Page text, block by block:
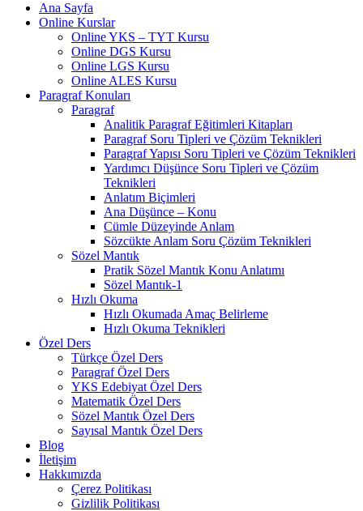
Ana Sayfa
Online Kurslar
Online YKS – TYT Kursu
Online DGS Kursu
Online LGS Kursu
Online ALES Kursu
Paragraf Konuları
Paragraf
Analitik Paragraf Eğitimleri Kitapları
Paragraf Soru Tipleri ve Çözüm Teknikleri
Paragraf Yapısı Soru Tipleri ve Çözüm Teknikleri
Yardımcı Düşünce Soru Tipleri ve Çözüm
Teknikleri
Anlatım Biçimleri
Ana Düşünce – Konu
Cümle Düzeyinde Anlam
Sözcükte Anlam Soru Çözüm Teknikleri
Sözel Mantık
Pratik Sözel Mantık Konu Anlatımı
Sözel Mantık-1
Hızlı Okuma
Hızlı Okumada Amaç Belirleme
Hızlı Okuma Teknikleri
Özel Ders
Türkçe Özel Ders
Paragraf Özel Ders
YKS Edebiyat Özel Ders
Matematik Özel Ders
Sözel Mantık Özel Ders
Sayısal Mantık Özel Ders
Blog
İletişim
Hakkımızda
Çerez Politikası
Gizlilik Politikası